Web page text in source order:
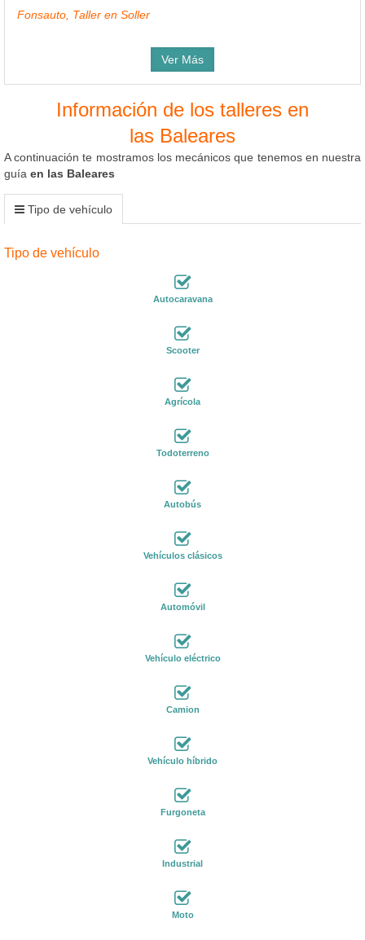
Fonsauto, Taller en Soller
Ver Más
Información de los talleres en
las Baleares
A continuación te mostramos los mecánicos que tenemos en nuestra
guía en las Baleares
Tipo de vehículo
Tipo de vehículo
Autocaravana
Scooter
Agrícola
Todoterreno
Autobús
Vehículos clásicos
Automóvil
Vehículo eléctrico
Camion
Vehículo híbrido
Furgoneta
Industrial
Moto